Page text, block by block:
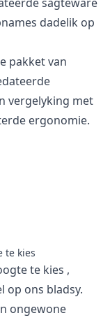
dadelik op
pakket van
vergelyking met
ergonomie.
te kies
te kies ,
op ons bladsy.
ongewone